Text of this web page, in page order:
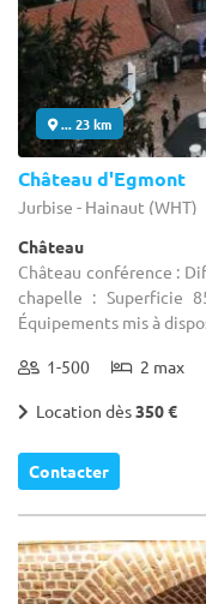
... 23 km
Château d'Egmont
Jurbise - Hainaut (WHT)
Château
Château conférence :
chapelle : Superficie
Équipements mis à
1-500 2 max
Location dès350 €
Contacter